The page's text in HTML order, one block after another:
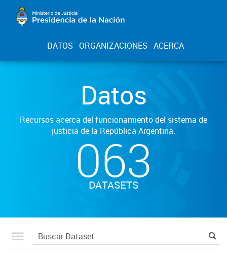
DATOS ORGANIZACIONES ACERCA
Datos
Recursos acerca del funcionamiento del sistema de
justicia de la República Argentina.
063
DATASETS